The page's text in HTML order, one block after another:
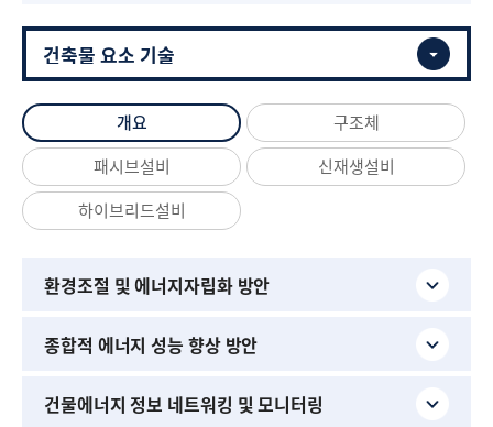
개요
구조체
패시브설비
신재생설비
하이브리드설비
환경조절 및 에너지자립화 방안
종합적 에너지 성능 향상 방안
건물에너지 정보 네트워킹 및 모니터링